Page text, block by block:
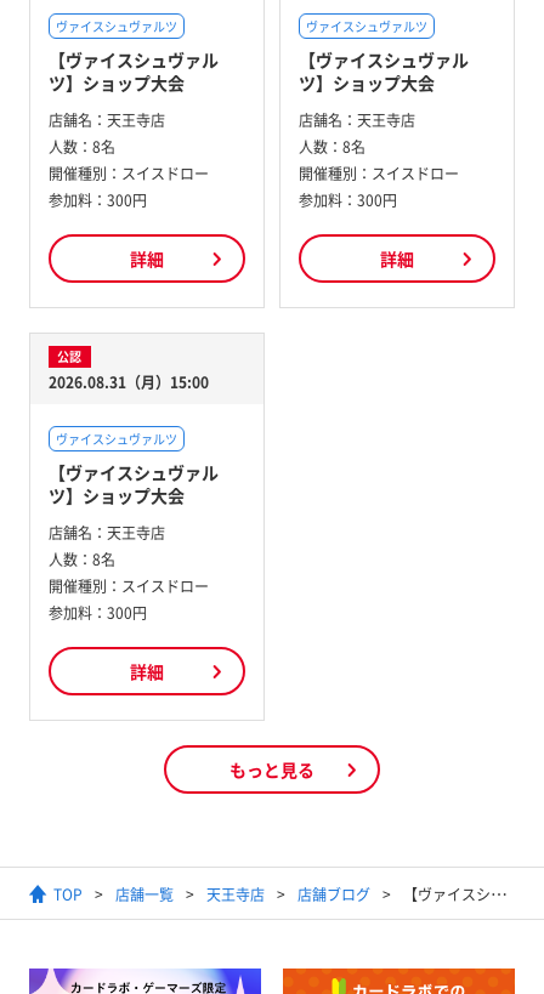
ヴァイスシュヴァルツ
【ヴァイスシュヴァル
ツ】ショップ大会
店舗名： 天王寺店
人数： 8名
開催種別： スイスドロー
参加料： 300円
詳細
ヴァイスシュヴァルツ
【ヴァイスシュヴァル
ツ】ショップ大会
店舗名： 天王寺店
人数： 8名
開催種別： スイスドロー
参加料： 300円
詳細
公認
2026.08.31（月）15:00
ヴァイスシュヴァルツ
【ヴァイスシュヴァル
ツ】ショップ大会
店舗名： 天王寺店
人数： 8名
開催種別： スイスドロー
参加料： 300円
詳細
もっと見る
TOP 店舗一覧 天王寺店 店舗ブログ 【ヴァイスシュヴァルツ 買取情報】8/6更新！ 随時更新タイトル別買取表更新！！